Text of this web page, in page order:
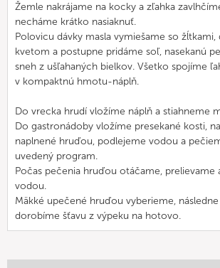
Žemle nakrájame na kocky a zľahka
necháme krátko nasiaknuť.
Polovicu dávky masla vymiešame so
kvetom a postupne pridáme soľ, nasekanú
sneh z ušľahaných bielkov. Všetko spojíme
v kompaktnú hmotu-náplň.
Do vrecka hrudí vložíme náplň a stiahneme
Do gastronádoby vložíme presekané kosti,
naplnené hruďou, podlejeme vodou a
uvedený program.
Počas pečenia hruďou otáčame, prelievame
vodou.
Mäkké upečené hruďou vyberieme,
dorobíme šťavu z výpeku na hotovo.